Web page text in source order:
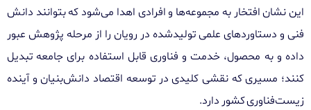
این نشان افتخار به مجموعه‌ها و افرادی اهدا می‌شود که بتوانند دانش
فنی و دستاوردهای علمی تولیدشده در رویان را از مرحله پژوهش عبور
داده و به محصول، خدمت و فناوری قابل استفاده برای جامعه تبدیل
کنند؛ مسیری که نقشی کلیدی در توسعه اقتصاد دانش‌بنیان و آینده
زیست‌فناوری کشور دارد.